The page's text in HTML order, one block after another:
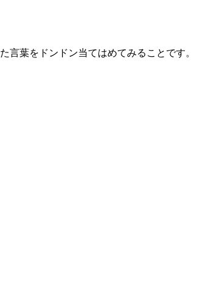
言葉をドンドン当てはめてみることです。